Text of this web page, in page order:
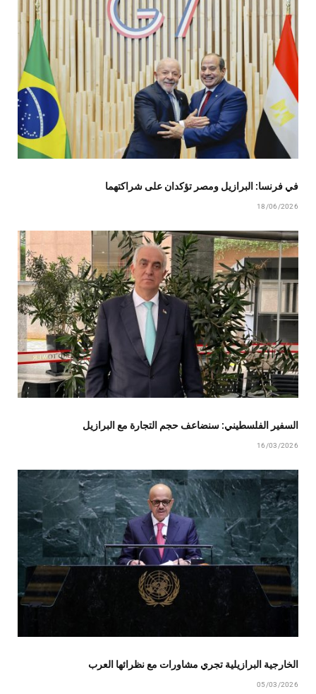
في فرنسا: البرازيل ومصر تؤكدان على شراكتهما
18/06/2026
السفير الفلسطيني: سنضاعف حجم التجارة مع البرازيل
16/03/2026
الخارجية البرازيلية تجري مشاورات مع نظرائها العرب
05/03/2026